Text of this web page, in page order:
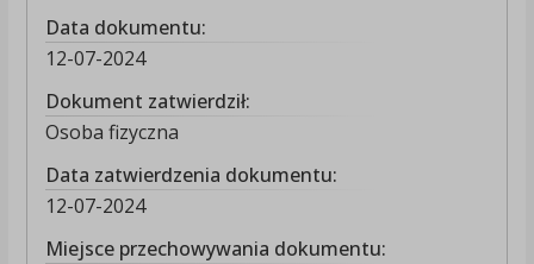
Data dokumentu:
12-07-2024
Dokument zatwierdził:
Osoba fizyczna
Data zatwierdzenia dokumentu:
12-07-2024
Miejsce przechowywania dokumentu: